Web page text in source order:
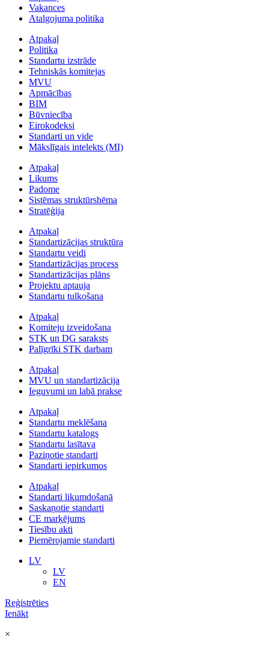
Vakances
Atalgojuma politika
Atpakaļ
Politika
Standartu izstrāde
Tehniskās komitejas
MVU
Apmācības
BIM
Būvniecība
Eirokodeksi
Standarti un vide
Mākslīgais intelekts (MI)
Atpakaļ
Likums
Padome
Sistēmas struktūrshēma
Stratēģija
Atpakaļ
Standartizācijas struktūra
Standartu veidi
Standartizācijas process
Standartizācijas plāns
Projektu aptauja
Standartu tulkošana
Atpakaļ
Komiteju izveidošana
STK un DG saraksts
Palīgrīki STK darbam
Atpakaļ
MVU un standartizācija
Ieguvumi un labā prakse
Atpakaļ
Standartu meklēšana
Standartu katalogs
Standartu lasītava
Paziņotie standarti
Standarti iepirkumos
Atpakaļ
Standarti likumdošanā
Saskaņotie standarti
CE marķējums
Tiesību akti
Piemērojamie standarti
LV
LV
EN
Reģistrēties
Ienākt
×